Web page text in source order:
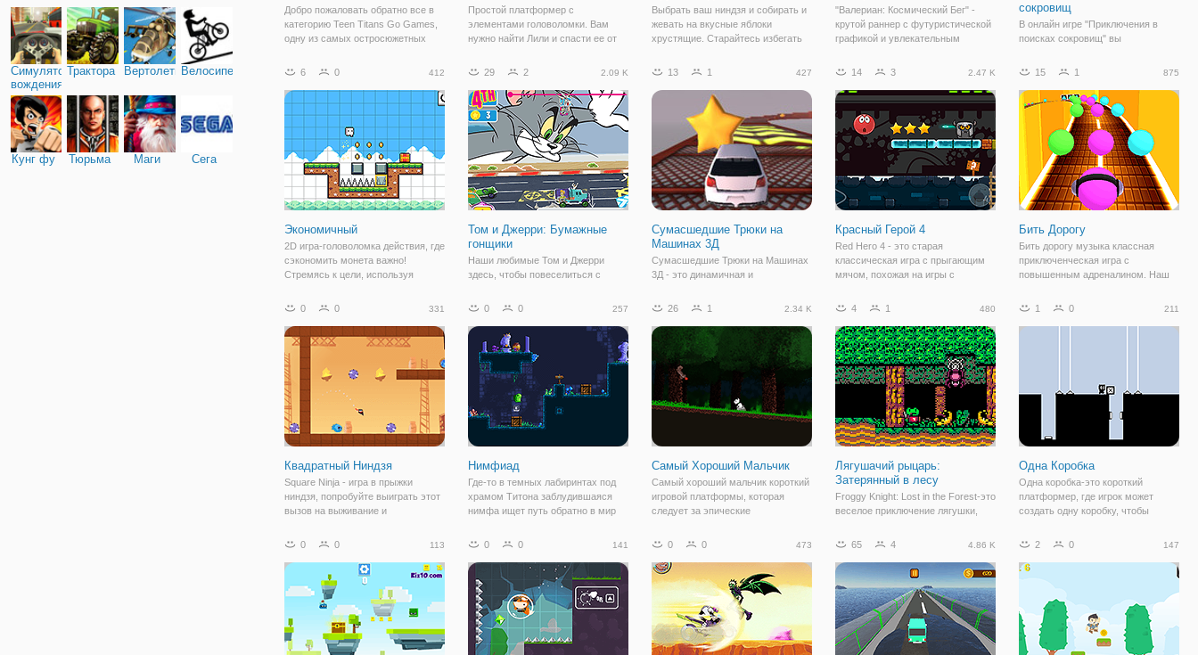
Симулятор
вождения
Трактора ВертолетыВелосипед
Кунг фу Тюрьма Маги Сега
Добро пожаловать обратно все в
категорию Teen Titans Go Games,
одну из самых остросюжетных
опыт, как никакой другой. Вместе с
удлиняющего стержня вы
Простой платформер с
элементами головоломки. Вам
нужно найти Лили и спасти ее от
Выбрать ваш ниндзя и собирать и
жевать на вкусные яблоки
хрустящие. Старайтесь избегать
ловушки и цель, чтобы побить
"Валериан: Космический Бег" -
крутой раннер с футуристической
графикой и увлекательным
играть за Валериана и поможете
противника. Для этого,
используйте клавиши
сокровищ
В онлайн игре "Приключения в
поисках сокровищ" вы
драгоценностей древних племен.
добрались до пещеры и теперь
дело осталось за малым. Найти
сокровища, собрать их и
выбраться
6 0 412
Экономичный
2D игра-головоломка действия, где
сэкономить монета важно!
Стремясь к цели, используя
блоками. Перерыв блок с
полезны. Но нужны монеты. Когда
вы очистить сцену,
29 2 2.09 K
Том и Джерри: Бумажные
гонщики
Наши любимые Том и Джерри
здесь, чтобы повеселиться с
участвовать в гонках друг с
машин, которые сделаны и
окрашены. Займитесь крафтом и
участвуйте в гонках в этой
13 1 427
Сумасшедшие Трюки на
Машинах 3Д
Сумасшедшие Трюки на Машинах
3Д - это динамичная и
вам предстоит показать себя в
это типичная гонка онлайн. Ведь
здесь вам предстоит испытать
себя в
14 3 2.47 K
Красный Герой 4
Red Hero 4 - это старая
классическая игра с прыгающим
мячом, похожая на игры с
состоит в том, чтобы прыгать на
уникальных, приключений и
сложных уровней, чтобы
15 1 875
Бить Дорогу
Бить дорогу музыка классная
приключенческая игра с
повышенным адреналином. Наш
играющей в его шлемофоне
бить. Насладиться прохладным
0 0 331
Квадратный Ниндзя
Square Ninja - игра в прыжки
ниндзя, попробуйте выиграть этот
вызов на выживание и
Когда вы станете ниндзя, вы
многими игровыми уровнями и
опасными ловушками.
0 0 257
Нимфиад
Где-то в темных лабиринтах под
храмом Титона заблудившаяся
нимфа ищет путь обратно в мир
путешествие не будет легким.
выбранный путь верен в этом
проклятом месте.
26 1 2.34 K
Самый Хороший Мальчик
Самый хороший мальчик короткий
игровой платформы, которая
следует за эпические
пытаясь поймать брошенный
4 1 480
Лягушачий рыцарь:
Затерянный в лесу
Froggy Knight: Lost in the Forest-это
веселое приключение лягушки,
Сумейте использовать свои
врагов, чтобы сбежать из леса!
Будьте готовы оказаться в дикой
1 0 211
Одна Коробка
Одна коробка-это короткий
платформер, где игрок может
создать одну коробку, чтобы
0
0 113 0 0 141 0 0 473 65 4 4.86 K 2 0 147